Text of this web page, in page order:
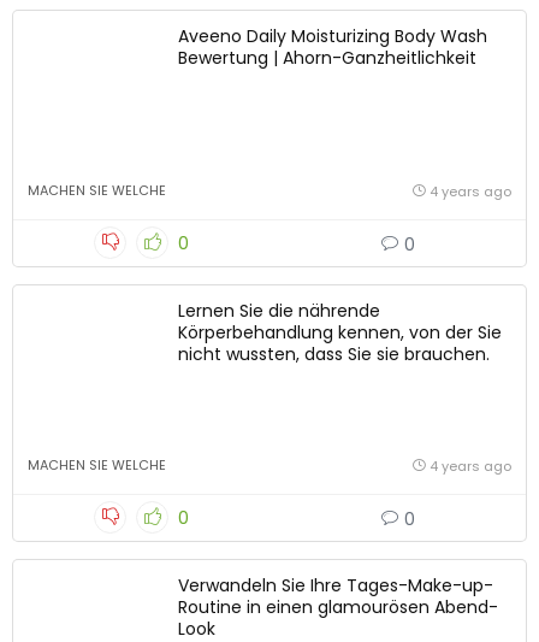
Aveeno Daily Moisturizing Body Wash
Bewertung | Ahorn-Ganzheitlichkeit
MACHEN SIE WELCHE 4 years ago
0 0
Lernen Sie die nährende
Körperbehandlung kennen, von der Sie
nicht wussten, dass Sie sie brauchen.
MACHEN SIE WELCHE 4 years ago
0 0
Verwandeln Sie Ihre Tages-Make-up-
Routine in einen glamourösen Abend-
Look